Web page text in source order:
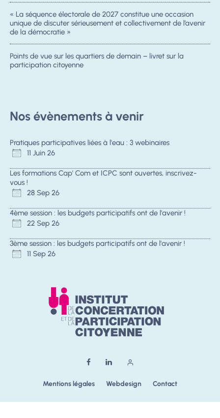
« La séquence électorale de 2027 constitue une occasion
unique de discuter sérieusement et collectivement de l’avenir
de la démocratie »
Points de vue sur les quartiers de demain – livret sur la
participation citoyenne
Nos évènements à venir
Pratiques participatives liées à l'eau : 3 webinaires
11 Juin 26
Les formations Cap' Com et ICPC sont ouvertes, inscrivez-
vous !
28 Sep 26
4ème session : les budgets participatifs ont de l'avenir !
22 Sep 26
3ème session : les budgets participatifs ont de l'avenir !
11 Sep 26
Mentions légales Webdesign Contact